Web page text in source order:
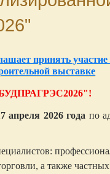
принять
выставке
апреля 2026 года по
а также